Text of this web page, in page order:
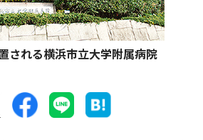
される横浜市立大学附属病院